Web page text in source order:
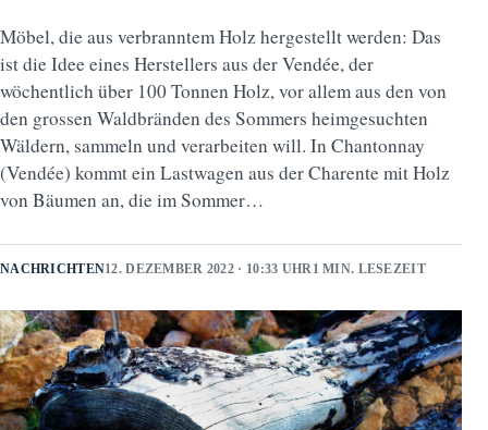
Möbel, die aus verbranntem Holz hergestellt werden: Das
ist die Idee eines Herstellers aus der Vendée, der
wöchentlich über 100 Tonnen Holz, vor allem aus den von
den grossen Waldbränden des Sommers heimgesuchten
Wäldern, sammeln und verarbeiten will. In Chantonnay
(Vendée) kommt ein Lastwagen aus der Charente mit Holz
von Bäumen an, die im Sommer…
NACHRICHTEN12. DEZEMBER 2022 · 10:33 UHR 1 MIN. LESEZEIT